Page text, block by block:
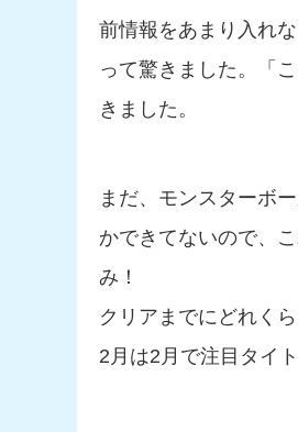
前情報をあまり入れ
って驚きました。「
きました。
まだ、モンスターボ
かできてないので、
み！
クリアまでにどれく
2月は2月で注目タイ